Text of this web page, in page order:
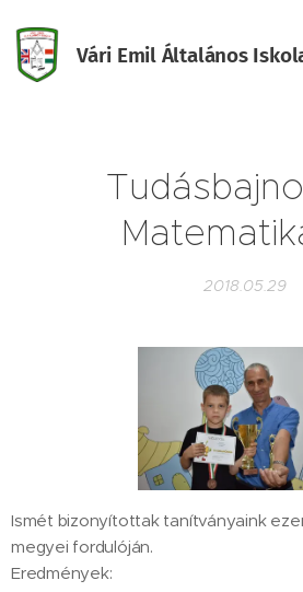
Vári Emil Általános
2018.05.29
Ismét bizonyítottak tanítványaink
megyei fordulóján.
Eredmények: